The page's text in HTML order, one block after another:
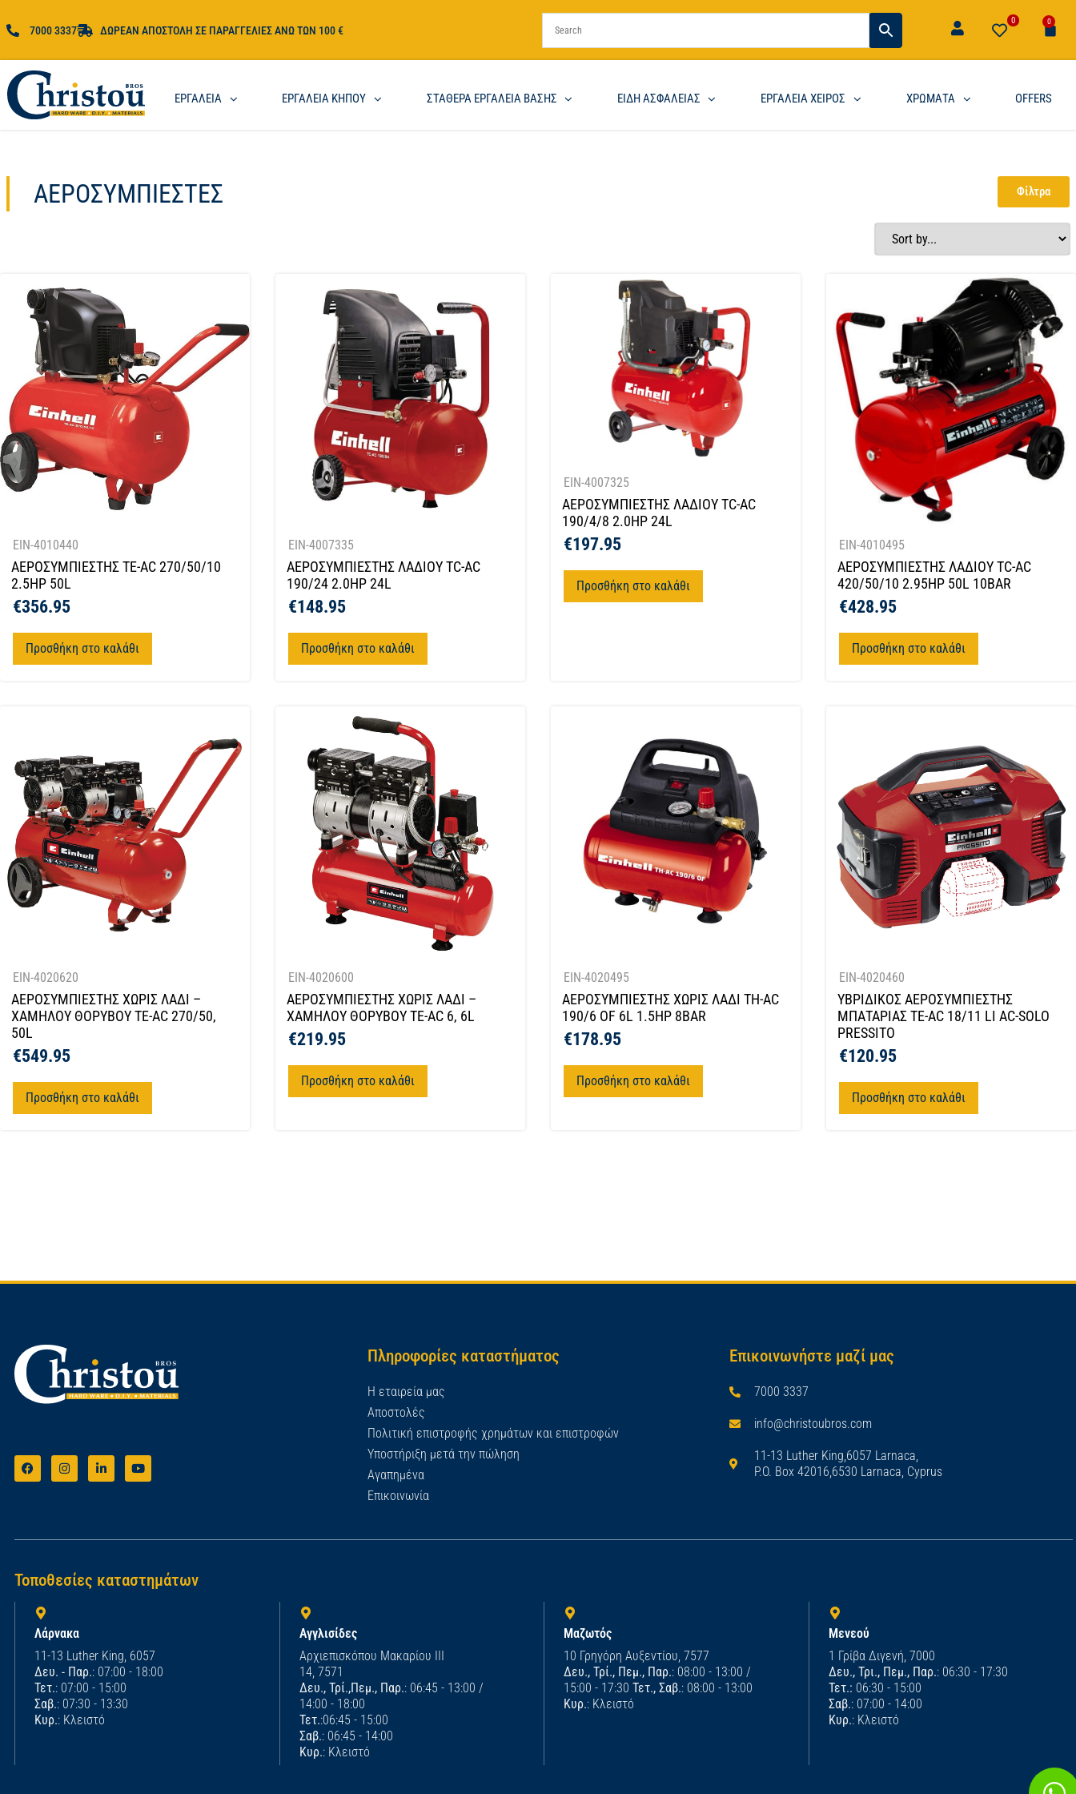
7000 3337 ΔΩΡΕΑΝ ΑΠΟΣΤΟΛΗ ΣΕ ΠΑΡΑΓΓΕΛΙΕΣ ΑΝΩ ΤΩΝ 100 €
0 0
ΕΡΓΑΛΕΙΑ ΕΡΓΑΛΕΙΑ ΚΗΠΟΥ ΣΤΑΘΕΡΑ ΕΡΓΑΛΕΙΑ ΒΑΣΗΣ ΕΙΔΗ ΑΣΦΑΛΕΙΑΣ ΕΡΓΑΛΕΙΑ ΧΕΙΡΟΣ ΧΡΩΜΑΤΑ OFFERS
ΑΕΡΟΣΥΜΠΙΕΣΤΈΣ Φίλτρα
EIN-4010440
ΑΕΡΟΣΥΜΠΙΕΣΤΗΣ TE-AC 270/50/10
2.5HP 50L
€356.95
Προσθήκη στο καλάθι
EIN-4007335
ΑΕΡΟΣΥΜΠΙΕΣΤΗΣ ΛΑΔΙΟΥ TC-AC
190/24 2.0HP 24L
€148.95
Προσθήκη στο καλάθι
EIN-4007325
ΑΕΡΟΣΥΜΠΙΕΣΤΗΣ ΛΑΔΙΟΥ TC-AC
190/4/8 2.0HP 24L
€197.95
Προσθήκη στο καλάθι
EIN-4010495
ΑΕΡΟΣΥΜΠΙΕΣΤΗΣ ΛΑΔΙΟΥ TC-AC
420/50/10 2.95HP 50L 10BAR
€428.95
Προσθήκη στο καλάθι
EIN-4020620
ΑΕΡΟΣΥΜΠΙΕΣΤΗΣ ΧΩΡΙΣ ΛΑΔΙ –
ΧΑΜΗΛΟΥ ΘΟΡΥΒΟΥ TE-AC 270/50,
50L
€549.95
Προσθήκη στο καλάθι
EIN-4020600
ΑΕΡΟΣΥΜΠΙΕΣΤΗΣ ΧΩΡΙΣ ΛΑΔΙ –
ΧΑΜΗΛΟΥ ΘΟΡΥΒΟΥ TE-AC 6, 6L
€219.95
Προσθήκη στο καλάθι
EIN-4020495
ΑΕΡΟΣΥΜΠΙΕΣΤΗΣ ΧΩΡΙΣ ΛΑΔΙ TH-AC
190/6 OF 6L 1.5HP 8BAR
€178.95
Προσθήκη στο καλάθι
EIN-4020460
ΥΒΡΙΔΙΚΟΣ ΑΕΡΟΣΥΜΠΙΕΣΤΗΣ
ΜΠΑΤΑΡΙΑΣ TE-AC 18/11 LI AC-SOLO
PRESSITO
€120.95
Προσθήκη στο καλάθι
Πληροφορίες καταστήματος
Η εταιρεία μας
Αποστολές
Πολιτική επιστροφής χρημάτων και επιστροφών
Υποστήριξη μετά την πώληση
Αγαπημένα
Επικοινωνία
Επικοινωνήστε μαζί μας
7000 3337
info@christoubros.com
11-13 Luther King,6057 Larnaca,
P.O. Box 42016,6530 Larnaca, Cyprus
Τοποθεσίες καταστημάτων
Λάρνακα
11-13 Luther King, 6057
Δευ. - Παρ.: 07:00 - 18:00
Τετ.: 07:00 - 15:00
Σαβ.: 07:30 - 13:30
Κυρ.: Κλειστό
Αγγλισίδες
Αρχιεπισκόπου Μακαρίου ΙΙΙ
14, 7571
Δευ., Τρί.,Πεμ., Παρ.: 06:45 - 13:00 /
14:00 - 18:00
Τετ.:06:45 - 15:00
Σαβ.: 06:45 - 14:00
Κυρ.: Κλειστό
Μαζωτός
10 Γρηγόρη Αυξεντίου, 7577
Δευ., Τρί., Πεμ., Παρ.: 08:00 - 13:00 /
15:00 - 17:30 Τετ., Σαβ.: 08:00 - 13:00
Κυρ.: Κλειστό
Μενεού
1 Γρίβα Διγενή, 7000
Δευ., Τρι., Πεμ., Παρ.: 06:30 - 17:30
Τετ.: 06:30 - 15:00
Σαβ.: 07:00 - 14:00
Κυρ.: Κλειστό